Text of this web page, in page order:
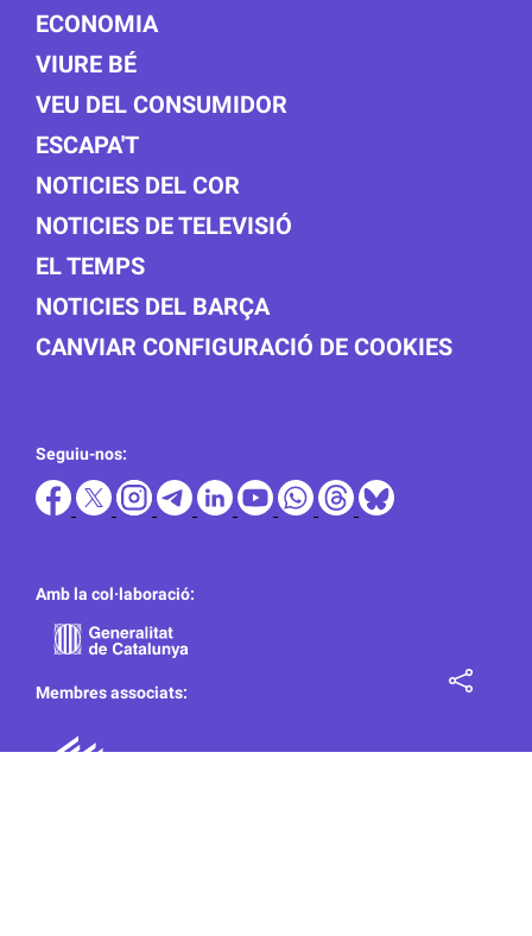
ECONOMIA
VIURE BÉ
VEU DEL CONSUMIDOR
ESCAPA'T
NOTICIES DEL COR
NOTICIES DE TELEVISIÓ
EL TEMPS
NOTICIES DEL BARÇA
CANVIAR CONFIGURACIÓ DE COOKIES
Seguiu-nos:
Amb la col·laboració:
Membres associats: